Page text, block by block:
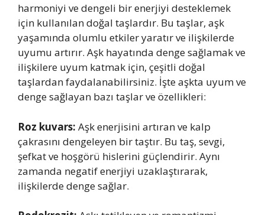
harmoniyi ve dengeli bir enerjiyi desteklemek
için kullanılan doğal taşlardır. Bu taşlar, aşk
yaşamında olumlu etkiler yaratır ve ilişkilerde
uyumu artırır. Aşk hayatında denge sağlamak ve
ilişkilere uyum katmak için, çeşitli doğal
taşlardan faydalanabilirsiniz. İşte aşkta uyum ve
denge sağlayan bazı taşlar ve özellikleri:
Roz kuvars: Aşk enerjisini artıran ve kalp
çakrasını dengeleyen bir taştır. Bu taş, sevgi,
şefkat ve hoşgörü hislerini güçlendirir. Aynı
zamanda negatif enerjiyi uzaklaştırarak,
ilişkilerde denge sağlar.